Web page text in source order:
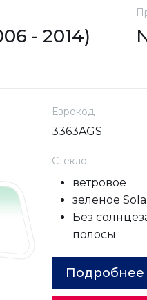
- 2014)
Еврокод
3363AGS
Стекло
ветровое
зеленое
Без
полосы
Подробнее